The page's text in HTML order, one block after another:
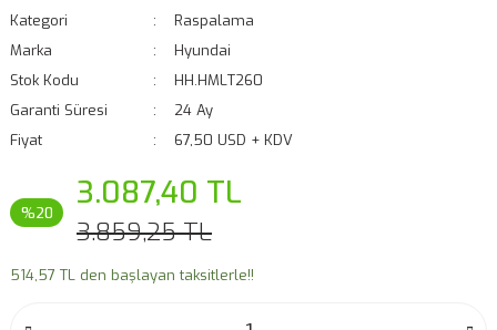
Kategori
Raspalama
Marka
Hyundai
Stok Kodu
HH.HMLT260
Garanti Süresi
24 Ay
Fiyat
67,50 USD + KDV
%20 3.087,40 TL
3.859,25 TL
514,57 TL den başlayan taksitlerle!!